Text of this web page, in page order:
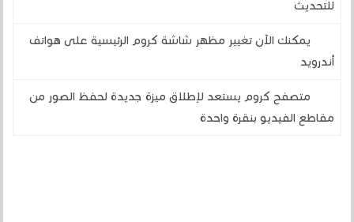
للتحديث
يمكنك الآن تغيير مظهر شاشة كروم الرئيسية على هواتف
أندرويد
متصفح كروم يستعد لإطلاق ميزة جديدة لحفظ الصور من
مقاطع الفيديو بنقرة واحدة